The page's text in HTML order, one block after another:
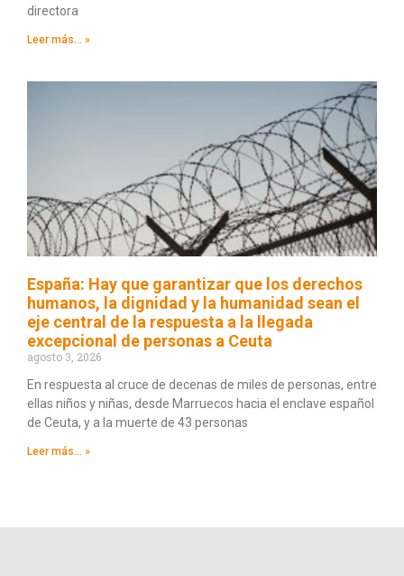
directora
Leer más... »
España: Hay que garantizar que los derechos
humanos, la dignidad y la humanidad sean el
eje central de la respuesta a la llegada
excepcional de personas a Ceuta
agosto 3, 2026
En respuesta al cruce de decenas de miles de personas, entre
ellas niños y niñas, desde Marruecos hacia el enclave español
de Ceuta, y a la muerte de 43 personas
Leer más... »